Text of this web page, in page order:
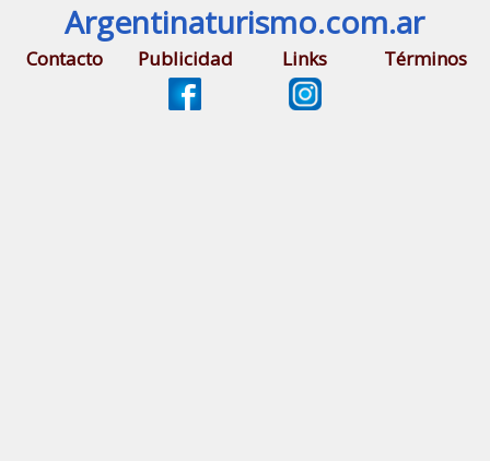
Argentinaturismo.com.ar
Contacto Publicidad Links Términos